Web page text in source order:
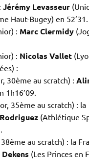
Jérémy Levasseur
Haut-Bugey) en 52’31.
: Marc Clermidy
: Nicolas Vallet
:
30ème au scratch) :
1h16’09.
35ème au scratch) : la
(Athlétique
au scratch) : la
(Les Princes en